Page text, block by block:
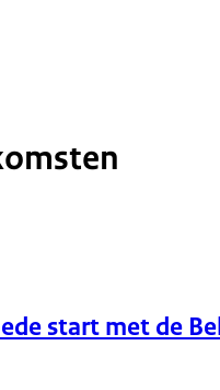
start met de